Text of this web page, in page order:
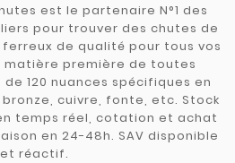
est le partenaire N°1 des
pour trouver des chutes de
de qualité pour tous vos
première de toutes
120 nuances spécifiques en
cuivre, fonte, etc. Stock
temps réel, cotation et achat
en 24-48h. SAV disponible
et réactif.